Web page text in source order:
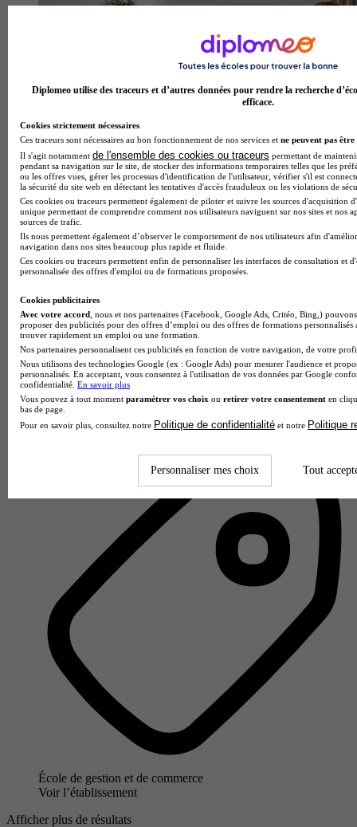
MBway Angers
4.7
47 avis
École de gestion et de commerce
Voir l’établissement
Afficher plus de résultats
Diplomeo utilise des traceurs et d’autres données pour rendre la recherche
efficace.
Cookies strictement nécessaires
Ces traceurs sont nécessaires au bon fonctionnement de nos services et ne peuvent pas être
Il s'agit notamment de l'ensemble des cookies ou traceurs permettant de
pendant sa navigation sur le site, de stocker des informations temporaires telles que les
ou les offres vues, gérer les processus d'identification de l'utilisateur, vérifier s'il est
la sécurité du site web en détectant les tentatives d'accès frauduleux ou les violations de
Ces cookies ou traceurs permettent également de piloter et suivre les sources d'acquisition
unique permettant de comprendre comment nos utilisateurs naviguent sur nos sites et nos
sources de trafic.
Ils nous permettent également d’observer le comportement de nos utilisateurs afin
navigation dans nos sites beaucoup plus rapide et fluide.
Ces cookies ou traceurs permettent enfin de personnaliser les interfaces de consultation et
personnalisée des offres d'emploi ou de formations proposées.
Cookies publicitaires
Avec votre accord , nous et nos partenaires (Facebook, Google Ads, Critéo, Bing,)
proposer des publicités pour des offres d’emploi ou des offres de formations
trouver rapidement un emploi ou une formation.
Nos partenaires personnalisent ces publicités en fonction de votre navigation, de votre
Nous utilisons des technologies Google (ex : Google Ads) pour mesurer l'audience et
personnalisés. En acceptant, vous consentez à l'utilisation de vos données par Google
confidentialité. En savoir plus
Vous pouvez à tout moment paramétrer vos choix ou retirer votre consentement en
bas de page.
Pour en savoir plus, consultez notre Politique de confidentialité et notre Politique
Personnaliser mes choix Tout